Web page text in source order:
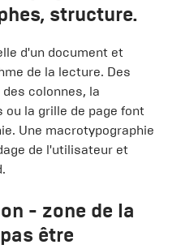
structure.
d'un document et
de la lecture. Des
colonnes, la
la grille de page font
Une macrotypographie
de l'utilisateur et
- zone de la
être